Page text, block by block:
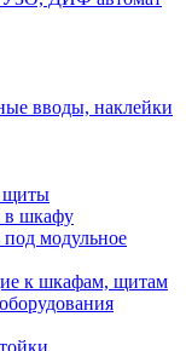
вводы, наклейки
щиты
в шкафу
модульное
к шкафам, щитам